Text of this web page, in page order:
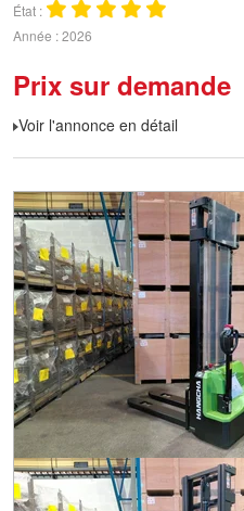
État
Année 2026
Prix sur demande
Voir l'annonce en détail